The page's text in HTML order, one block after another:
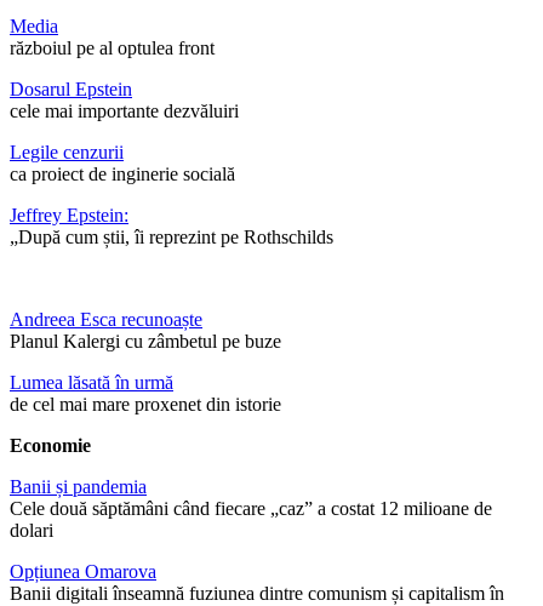
Media
războiul pe al optulea front
Dosarul Epstein
cele mai importante dezvăluiri
Legile cenzurii
ca proiect de inginerie socială
Jeffrey Epstein:
„După cum știi, îi reprezint pe Rothschilds
Andreea Esca recunoaște
Planul Kalergi cu zâmbetul pe buze
Lumea lăsată în urmă
de cel mai mare proxenet din istorie
Economie
Banii și pandemia
Cele două săptămâni când fiecare „caz” a costat 12 milioane de
dolari
Opțiunea Omarova
Banii digitali înseamnă fuziunea dintre comunism și capitalism în